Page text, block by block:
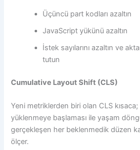
Üçüncü part kodları azaltın
JavaScript yükünü azaltın
İstek sayılarını azaltın ve
tutun
Cumulative Layout Shift (CLS)
Yeni metriklerden biri olan CLS kısaca;
yüklenmeye başlaması ile yaşam
gerçekleşen her beklenmedik düzen
ölçer.